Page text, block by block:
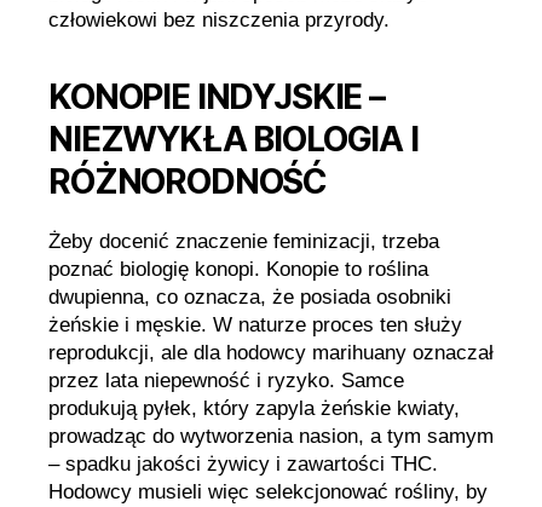
człowiekowi bez niszczenia przyrody.
KONOPIE INDYJSKIE –
NIEZWYKŁA BIOLOGIA I
RÓŻNORODNOŚĆ
Żeby docenić znaczenie feminizacji, trzeba
poznać biologię konopi. Konopie to roślina
dwupienna, co oznacza, że posiada osobniki
żeńskie i męskie. W naturze proces ten służy
reprodukcji, ale dla hodowcy marihuany oznaczał
przez lata niepewność i ryzyko. Samce
produkują pyłek, który zapyla żeńskie kwiaty,
prowadząc do wytworzenia nasion, a tym samym
– spadku jakości żywicy i zawartości THC.
Hodowcy musieli więc selekcjonować rośliny, by